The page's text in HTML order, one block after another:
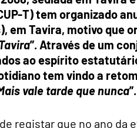
T) tem organizado
em Tavira, motivo que
”. Através de um
ao espírito
tem vindo a
vale tarde que nunca”.
registar que no ano da